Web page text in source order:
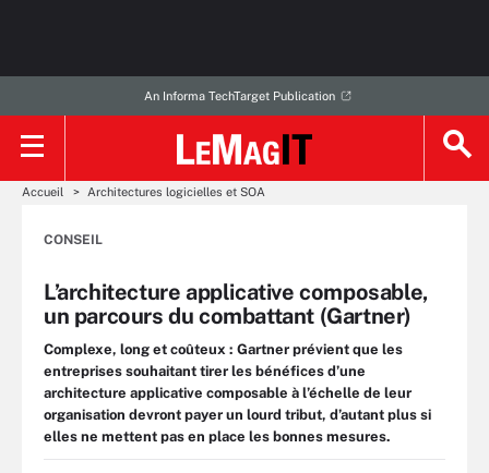
An Informa TechTarget Publication
Accueil Architectures logicielles et SOA
CONSEIL
L’architecture applicative composable,
un parcours du combattant (Gartner)
Complexe, long et coûteux : Gartner prévient que les
entreprises souhaitant tirer les bénéfices d’une
architecture applicative composable à l’échelle de leur
organisation devront payer un lourd tribut, d’autant plus si
elles ne mettent pas en place les bonnes mesures.